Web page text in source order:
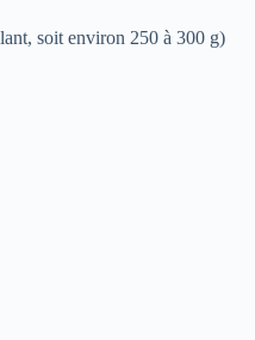
soit environ 250 à 300 g)